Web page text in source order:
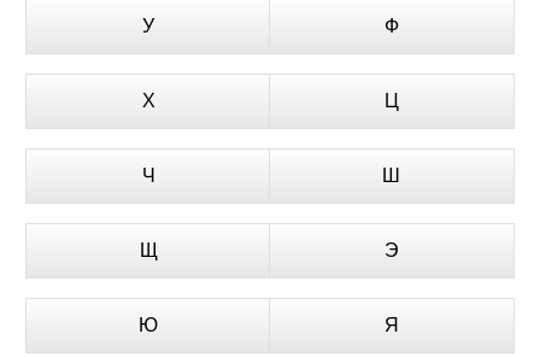
У Ф
Х Ц
Ч Ш
Щ Э
Ю Я